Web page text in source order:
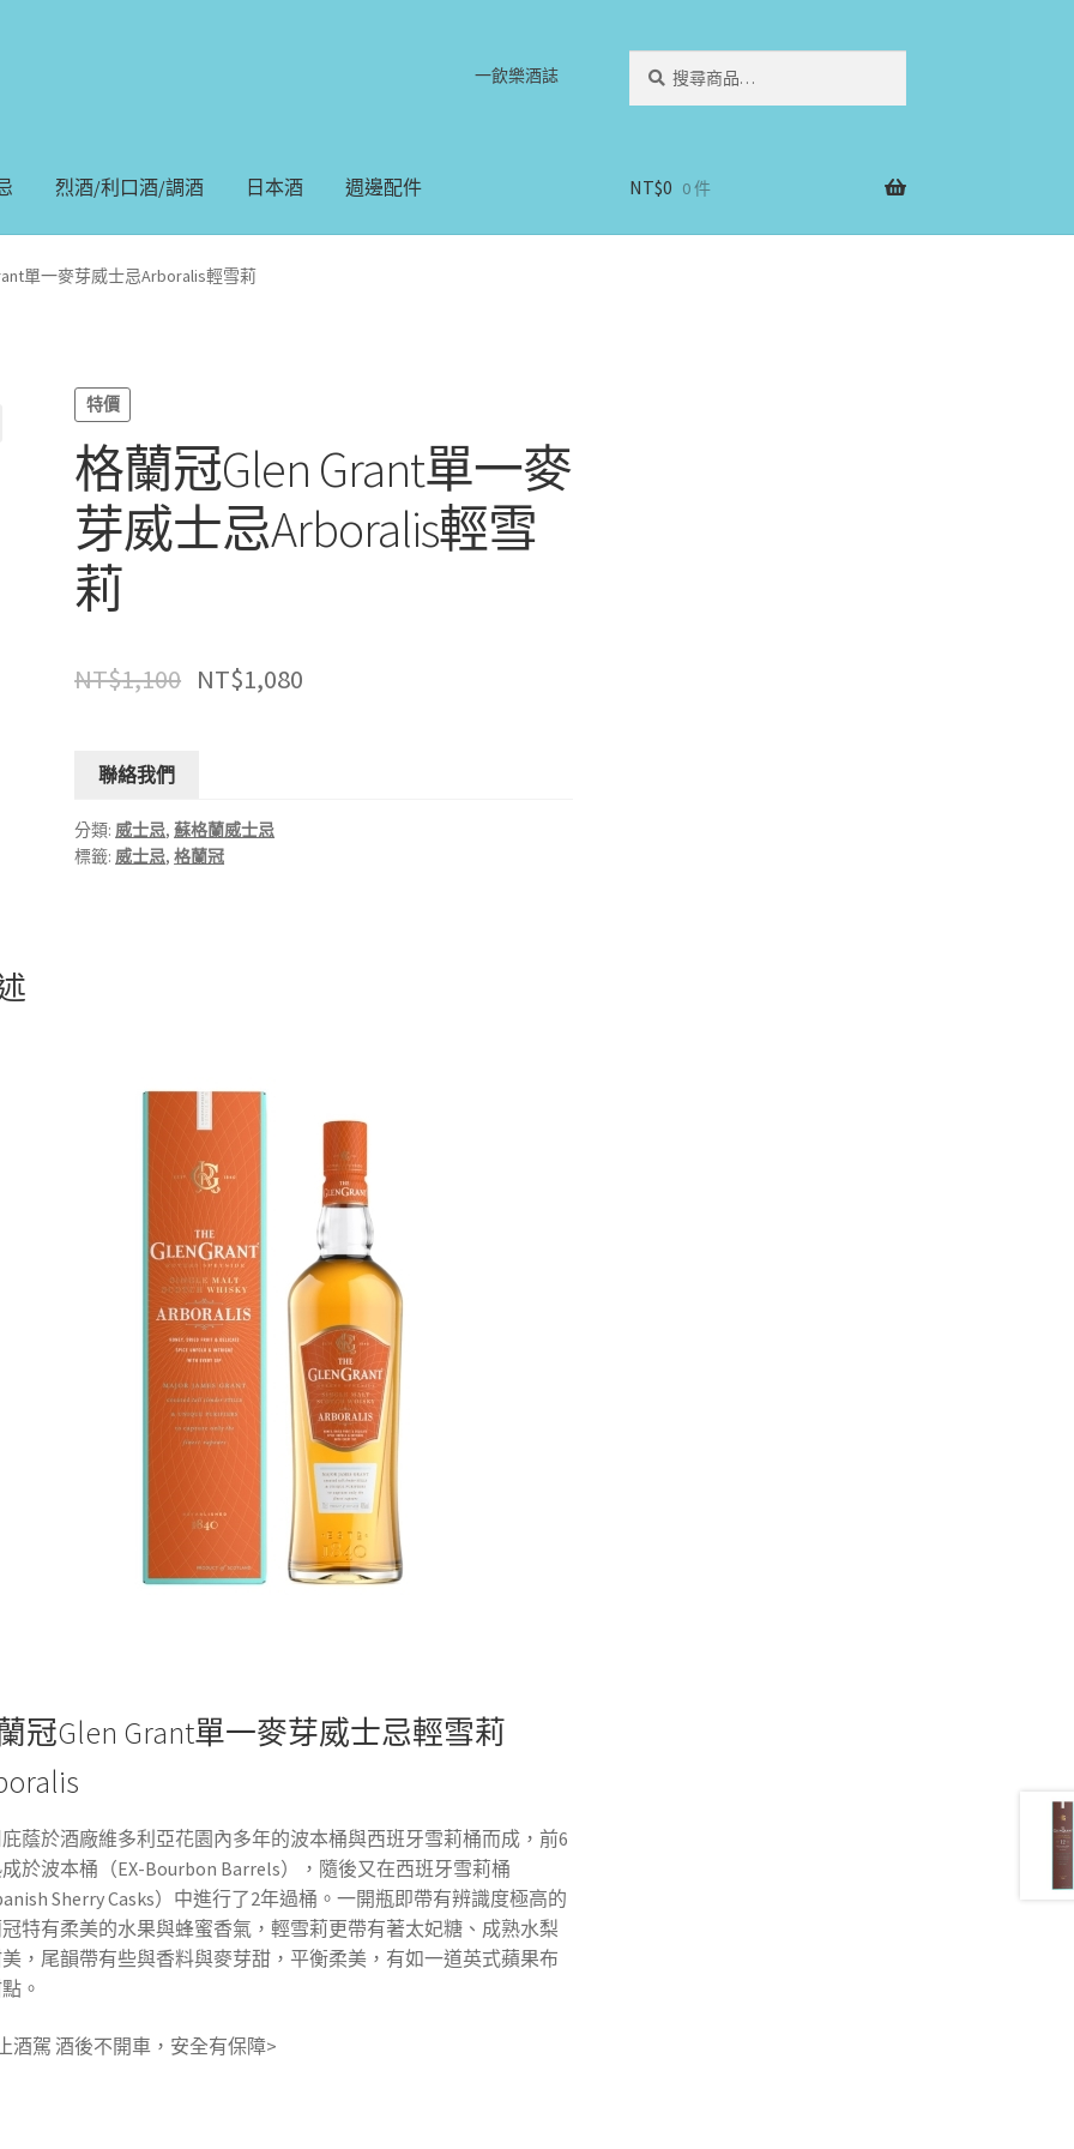
一飲樂酒誌
烈酒/利口酒/調酒 日本酒 週邊配件 NT$0 0 件
單一麥芽威士忌Arboralis輕雪莉
特價
格蘭冠Glen Grant單一麥
芽威士忌Arboralis輕雪
莉
NT$1,100 NT$1,080
聯絡我們
分類: 威士忌,蘇格蘭威士忌
標籤: 威士忌,格蘭冠
冠Glen Grant單一麥芽威士忌輕雪莉
蔭於酒廠維多利亞花園內多年的波本桶與西班牙雪莉桶而成，前6
於波本桶（EX-Bourbon Barrels），隨後又在西班牙雪莉桶
Sherry Casks）中進行了2年過桶。一開瓶即帶有辨識度極高的
特有柔美的水果與蜂蜜香氣，輕雪莉更帶有著太妃糖、成熟水梨
，尾韻帶有些與香料與麥芽甜，平衡柔美，有如一道英式蘋果布
。
酒駕 酒後不開車，安全有保障>